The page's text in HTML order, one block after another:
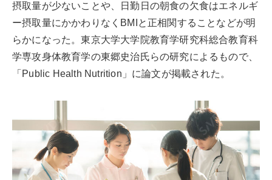
摂取量が少ないことや、日勤日の朝食の欠食はエネルギ
ー摂取量にかかわりなくBMIと正相関することなどが明
らかになった。東京大学大学院教育学研究科総合教育科
学専攻身体教育学の東郷史治氏らの研究によるもので、
「Public Health Nutrition」に論文が掲載された。